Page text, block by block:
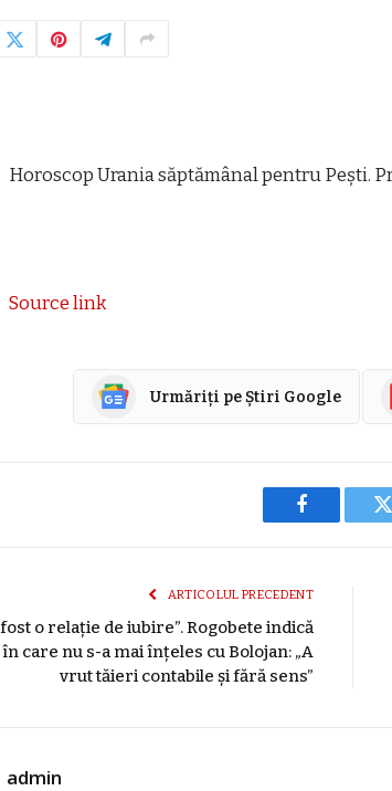
Horoscop Urania săptămânal pentru Pești.
Source link
Urmăriți pe Știri Google
Facebook
ARTICOLUL PRECEDENT
fost o relație de iubire”. Rogobete indică
care nu s-a mai înțeles cu Bolojan: „A
vrut tăieri contabile și fără sens”
admin